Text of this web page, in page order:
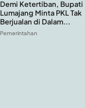
Demi Ketertiban, Bupati
Lumajang Minta PKL Tak
Berjualan di Dalam...
Pemerintahan